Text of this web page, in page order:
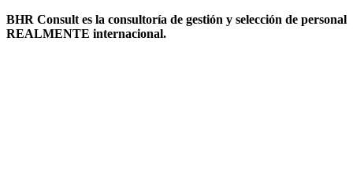
BHR Consult es la consultoría de gestión y selección de personal
REALMENTE internacional.